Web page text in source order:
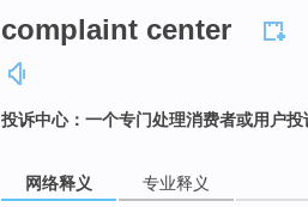
complaint center
投诉中心：一个专门处理消费者或用户
网络释义 专业释义